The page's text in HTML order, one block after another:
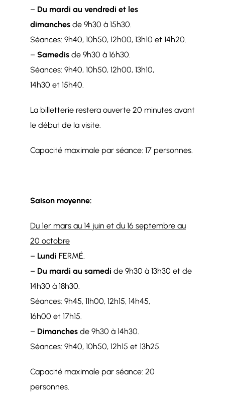
– Du mardi au vendredi et les
dimanchesde 9h30 à 15h30.
Séances: 9h40, 10h50, 12h00, 13h10 et 14h20.
– Samedisde 9h30 à 16h30.
Séances: 9h40, 10h50, 12h00, 13h10,
14h30 et 15h40.
La billetterie restera ouverte 20 minutes avant
le début de la visite.
Capacité maximale par séance: 17 personnes.
Saison moyenne:
Du 1er mars au 14 juin et du 16 septembre au
20 octobre
– Lundi FERMÉ.
– Du mardi au samedi de 9h30 à 13h30 et de
14h30 à 18h30.
Séances: 9h45, 11h00, 12h15, 14h45,
16h00 et 17h15.
– Dimanchesde 9h30 à 14h30.
Séances: 9h40, 10h50, 12h15 et 13h25.
Capacité maximale par séance: 20
personnes.